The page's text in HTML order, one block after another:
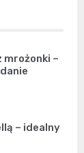
mrożonki –
– idealny